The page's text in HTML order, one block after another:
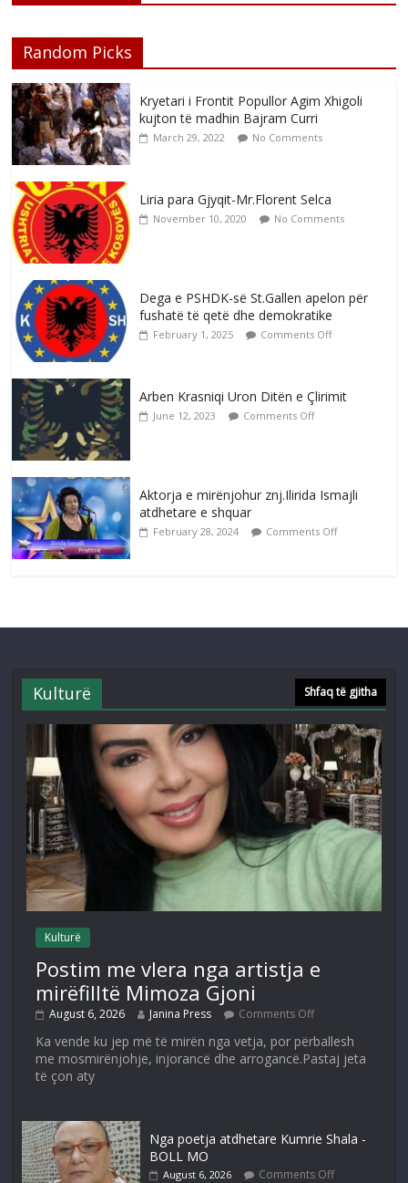
Random Picks
Kryetari i Frontit Popullor Agim Xhigoli
kujton të madhin Bajram Curri
March 29, 2022 No Comments
Liria para Gjyqit-Mr.Florent Selca
November 10, 2020 No Comments
Dega e PSHDK-së St.Gallen apelon për
fushatë të qetë dhe demokratike
February 1, 2025 Comments Off
Arben Krasniqi Uron Ditën e Çlirimit
June 12, 2023 Comments Off
Aktorja e mirënjohur znj.Ilirida Ismajli
atdhetare e shquar
February 28, 2024 Comments Off
Kulturë Shfaq të gjitha
Kulturë
Postim me vlera nga artistja e
mirëfilltë Mimoza Gjoni
August 6, 2026 Janina Press Comments Off
Ka vende ku jep më të mirën nga vetja, por përballesh
me mosmirënjohje, injorancë dhe arrogancë.Pastaj jeta
të çon aty
Nga poetja atdhetare Kumrie Shala -
BOLL MO
August 6, 2026 Comments Off